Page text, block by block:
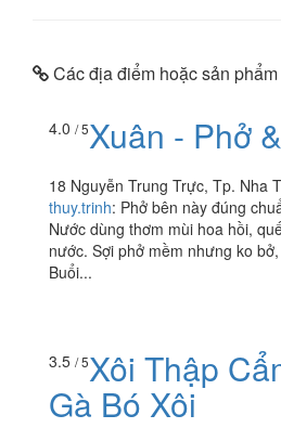
Các địa điểm hoặc sản
4.0 / 5Xuân - Phở
18 Nguyễn Trung Trực, Tp. Nha
thuy.trinh: Phở bên này đúng
Nước dùng thơm mùi hoa hồi,
nước. Sợi phở mềm nhưng ko
Buổi...
3.5 / 5Xôi Thập
Gà Bó Xôi